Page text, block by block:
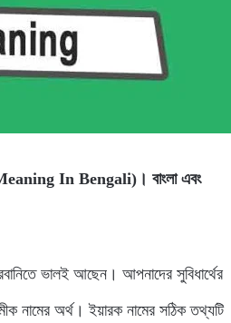
Meaning In Bengali)। বাংলা এবং
ভালই আছেন। আপনাদের সুবিধার্থের
অর্থ। ইয়ারক নামের সঠিক তথ্যটি